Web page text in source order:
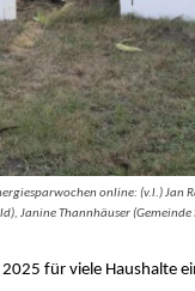
online: (v.l.)
Janine Thannhäuser
für viele Haushalte